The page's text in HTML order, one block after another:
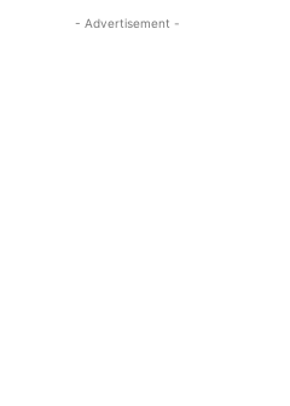
- Advertisement -